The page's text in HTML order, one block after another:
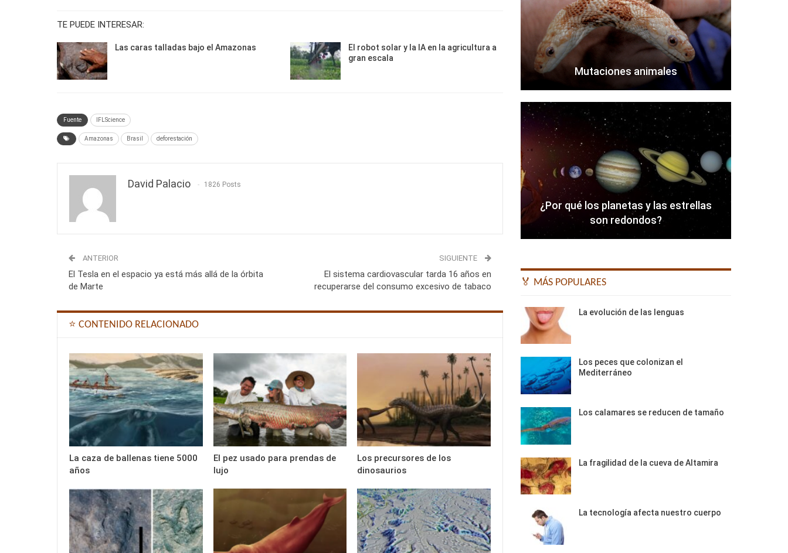
TE PUEDE INTERESAR:
Las caras talladas bajo el Amazonas
El robot solar y la IA en la agricultura a
gran escala
Fuente IFLScience
Amazonas Brasil deforestación
David Palacio 1826 Posts
ANTERIOR
El Tesla en el espacio ya está más allá de la órbita
de Marte
SIGUIENTE
El sistema cardiovascular tarda 16 años en
recuperarse del consumo excesivo de tabaco
⭐ CONTENIDO RELACIONADO
La caza de ballenas tiene 5000
años
El pez usado para prendas de
lujo
Los precursores de los
dinosaurios
Mutaciones animales
¿Por qué los planetas y las estrellas
son redondos?
🏅 MÁS POPULARES
La evolución de las lenguas
Los peces que colonizan el
Mediterráneo
Los calamares se reducen de tamaño
La fragilidad de la cueva de Altamira
La tecnología afecta nuestro cuerpo